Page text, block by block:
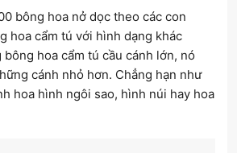
bông hoa nở dọc theo các con
hoa cẩm tú với hình dạng khác
hoa cẩm tú cầu cánh lớn, nó
cánh nhỏ hơn. Chẳng hạn như
hoa hình ngôi sao, hình núi hay hoa